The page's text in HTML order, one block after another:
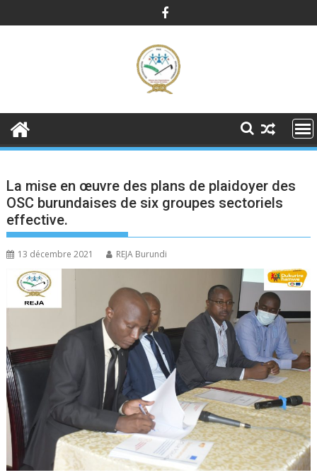
to
La mise en œuvre des plans de plaidoyer des
OSC burundaises de six groupes sectoriels
effective.
13 décembre 2021 REJA Burundi